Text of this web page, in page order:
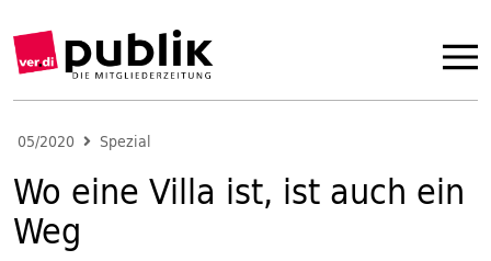
05/2020 Spezial
Wo eine Villa ist, ist auch ein
Weg